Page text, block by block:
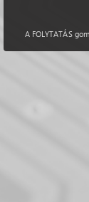
A FOLYTATÁS